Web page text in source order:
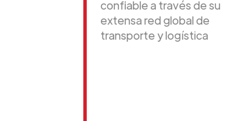
confiable a través de su
extensa red global de
transporte y logística